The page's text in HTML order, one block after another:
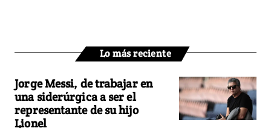
Lo más reciente
Jorge Messi, de trabajar en
una siderúrgica a ser el
representante de su hijo
Lionel